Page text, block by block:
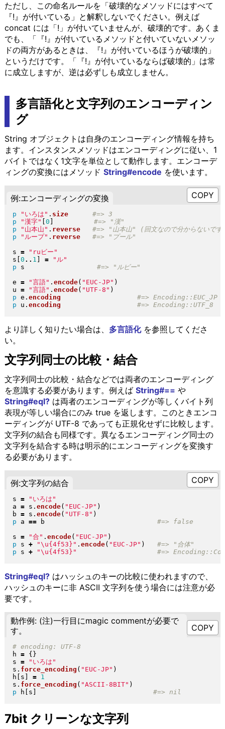
ただし、この命名ルールを「破壊的なメソッドにはすべて
『!』が付いている」と解釈しないでください。例えば
concat には「!」が付いていませんが、破壊的です。あくま
でも、「『!』が付いているメソッドと付いていないメソッ
ドの両方があるときは、『!』が付いているほうが破壊的」
というだけです。「『!』が付いているならば破壊的」は常
に成立しますが、逆は必ずしも成立しません。
多言語化と文字列のエンコーディン
グ
String オブジェクトは自身のエンコーディング情報を持ち
ます。インスタンスメソッドはエンコーディングに従い、1
バイトではなく1文字を単位として動作します。エンコーデ
ィングの変換にはメソッド String#encode を使います。
例:エンコーディングの変換
p " いろは " . size
p
"漢字" 0
p
" 山本山 " . reverse
p
" ループ" . reverse
s = " ruビー "
s 0 .. 1 = " ル"
p s
e = "言語" . encode( " EUC-JP" )
u = "言語" . encode( " UTF-8 " )
p e . encoding
#=> Encoding::EUC_JP
p u . encoding
より詳しく知りたい場合は、 多言語化を参照してくださ
い。
文字列同士の比較・結合
文字列同士の比較・結合などでは両者のエンコーディング
を意識する必要があります。例えば String#== や
String#eql?は両者のエンコーディングが等しくバイト列
表現が等しい場合にのみ true を返します。このときエンコ
ーディングが UTF-8 であっても正規化せずに比較します。
文字列の結合も同様です。異なるエンコーディング同士の
文字列を結合する時は明示的にエンコーディングを変換す
る必要があります。
例:文字列の結合
s = " いろは "
a = s . encode( " EUC-JP" )
b = s . encode( " UTF-8 " )
p a == b
s = "合" . encode( " EUC-JP" )
p s + "\u{4f53} " . encode( " EUC-JP" )
p s + "\u{4f53} "
String#eql?はハッシュのキーの比較に使われますので、
ハッシュのキーに非 ASCII 文字列を使う場合には注意が必
要です。
動作例: (注)一行目にmagic commentが必要で
す。
h = { }
s = " いろは "
s . force_encoding ( " EUC-JP" )
h
s =
1
s . force_encoding ( "ASCII-8BIT" )
p h s
7bit クリーンな文字列